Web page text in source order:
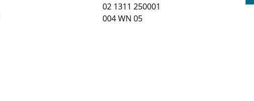
02 1311 250001
004 WN 05